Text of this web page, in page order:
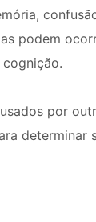
podem
​​por
determinar